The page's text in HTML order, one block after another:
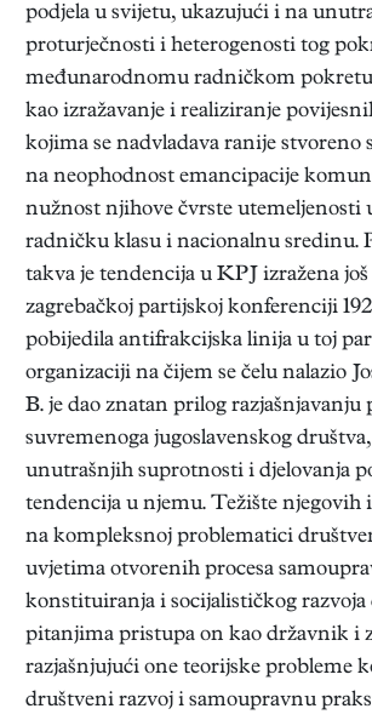
podjela u svijetu, ukazujući i na
proturječnosti i heterogenosti tog
međunarodnomu radničkom
kao izražavanje i realiziranje
kojima se nadvladava ranije stvoreno
na neophodnost emancipacije
nužnost njihove čvrste utemeljenosti
radničku klasu i nacionalnu sredinu.
takva je tendencija u KPJ izražena
zagrebačkoj partijskoj konferenciji
pobijedila antifrakcijska linija u toj
organizaciji na čijem se čelu nalazio
B. je dao znatan prilog razjašnjavanju
suvremenoga jugoslavenskog
unutrašnjih suprotnosti i djelovanja
tendencija u njemu. Težište njegovih
na kompleksnoj problematici
uvjetima otvorenih procesa
konstituiranja i socijalističkog
pitanjima pristupa on kao državnik i
razjašnjujući one teorijske probleme
društveni razvoj i samoupravnu